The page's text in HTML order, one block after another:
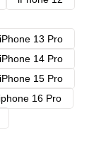
iPhone 13 Pro
iPhone 14 Pro
iPhone 15 Pro
iphone 16 Pro